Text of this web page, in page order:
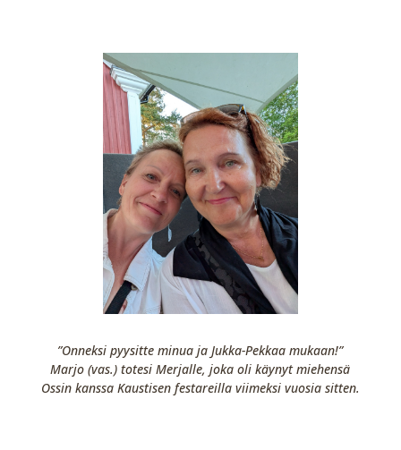
”Onneksi pyysitte minua ja Jukka-Pekkaa mukaan!”
Marjo (vas.) totesi Merjalle, joka oli käynyt miehensä
Ossin kanssa Kaustisen festareilla viimeksi vuosia sitten.